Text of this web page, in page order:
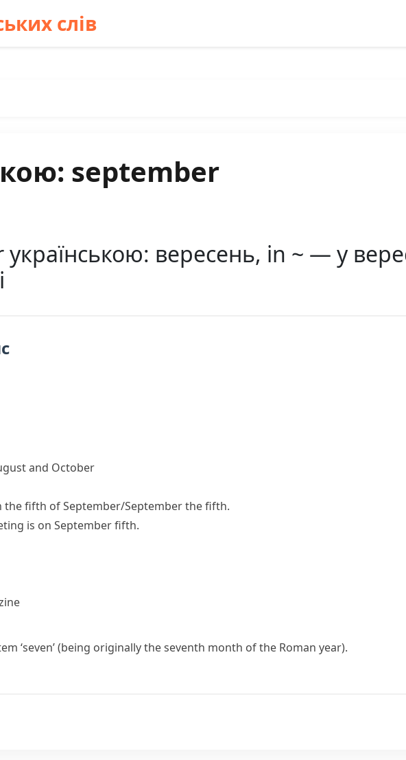
слів
september
вересень, in ~ — у
and October
the fifth of September/September the fifth.
is on September fifth.
‘seven’ (being originally the seventh month of the Roman year).